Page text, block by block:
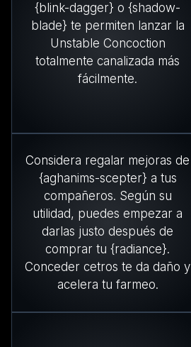
{blink-dagger} o {shadow-
blade} te permiten lanzar la
Unstable Concoction
totalmente canalizada más
fácilmente.
Considera regalar mejoras de
{aghanims-scepter} a tus
compañeros. Según su
utilidad, puedes empezar a
darlas justo después de
comprar tu {radiance}.
Conceder cetros te da daño y
acelera tu farmeo.